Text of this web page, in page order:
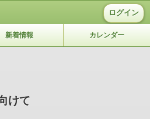
ログイン
新着情報 カレンダー
けて